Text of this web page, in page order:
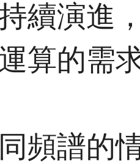
續演進
算的需
譜的情